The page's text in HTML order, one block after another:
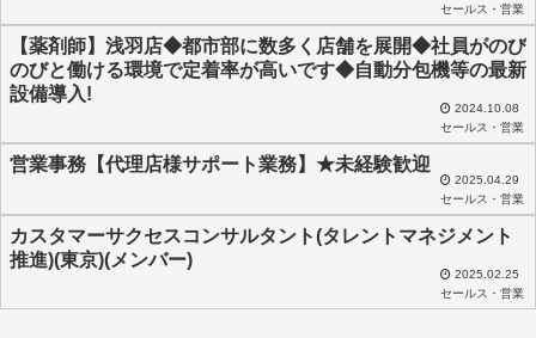
だ
さ
。
セールス・営業
【薬剤師】浅羽店◆都市部に数多く店舗を展開◆社員がのび
のびと働ける環境で定着率が高いです◆自動分包機等の最新
設備導入!
2024.10.08
セールス・営業
営業事務【代理店様サポート業務】★未経験歓迎
2025.04.29
セールス・営業
カスタマーサクセスコンサルタント(タレントマネジメント
推進)(東京)(メンバー)
2025.02.25
セールス・営業